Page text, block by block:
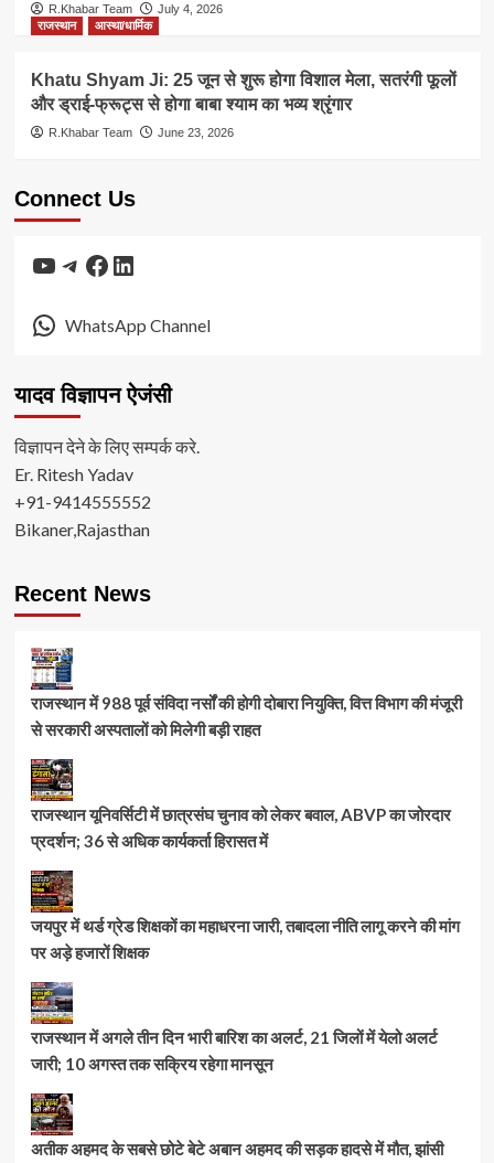
R.Khabar Team
July 4, 2026
राजस्थान
आस्था/धार्मिक
Khatu Shyam Ji: 25 जून से शुरू होगा विशाल मेला, सतरंगी फूलों
और ड्राई-फ्रूट्स से होगा बाबा श्याम का भव्य श्रृंगार
R.Khabar Team June 23, 2026
Connect Us
YouTube
Telegram
Facebook
LinkedIn
WhatsApp Channel
यादव विज्ञापन ऐजंसी
विज्ञापन देने के लिए सम्पर्क करे.
Er. Ritesh Yadav
+91-9414555552
Bikaner,Rajasthan
Recent News
राजस्थान में 988 पूर्व संविदा नर्सों की होगी दोबारा नियुक्ति, वित्त विभाग की मंजूरी
से सरकारी अस्पतालों को मिलेगी बड़ी राहत
राजस्थान यूनिवर्सिटी में छात्रसंघ चुनाव को लेकर बवाल, ABVP का जोरदार
प्रदर्शन; 36 से अधिक कार्यकर्ता हिरासत में
जयपुर में थर्ड ग्रेड शिक्षकों का महाधरना जारी, तबादला नीति लागू करने की मांग
पर अड़े हजारों शिक्षक
राजस्थान में अगले तीन दिन भारी बारिश का अलर्ट, 21 जिलों में येलो अलर्ट
जारी; 10 अगस्त तक सक्रिय रहेगा मानसून
अतीक अहमद के सबसे छोटे बेटे अबान अहमद की सड़क हादसे में मौत, झांसी